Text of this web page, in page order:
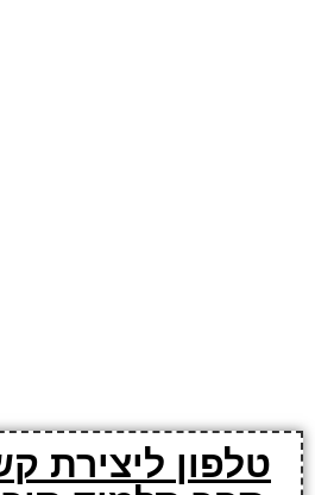
טלפון ליצירת